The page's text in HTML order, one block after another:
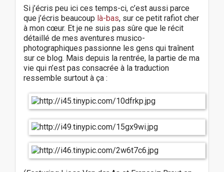
i
g
a
t
i
o
n
Si j’écris peu ici ces temps-ci, c’est aussi parce
que j’écris beaucoup là-bas, sur ce petit rafiot cher
à mon cœur. Et je ne suis pas sûre que le récit
détaillé de mes aventures musico-
photographiques passionne les gens qui traînent
sur ce blog. Mais depuis la rentrée, la partie de ma
vie qui n’est pas consacrée à la traduction
ressemble surtout à ça :